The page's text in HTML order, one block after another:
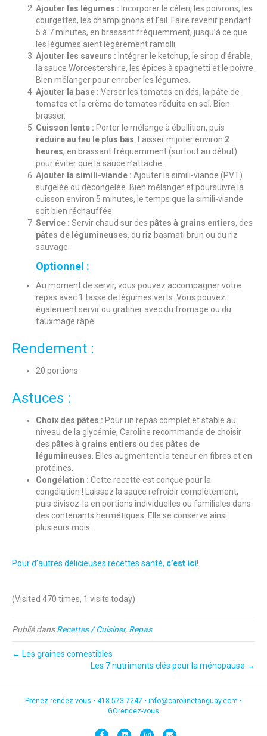
Ajouter les légumes : Incorporer le céleri, les poivrons, les
courgettes, les champignons et l’ail. Faire revenir pendant
5 à 7 minutes, en brassant fréquemment, jusqu’à ce que
les légumes aient légèrement ramolli.
Ajouter les saveurs : Intégrer le ketchup, le sirop d’érable,
la sauce Worcestershire, les épices à spaghetti et le poivre.
Bien mélanger pour enrober les légumes.
Ajouter la base : Verser les tomates en dés, la pâte de
tomates et la crème de tomates réduite en sel. Bien
brasser.
Cuisson lente : Porter le mélange à ébullition, puis
réduire au feu le plus bas . Laisser mijoter environ 2
heures, en brassant fréquemment (surtout au début)
pour éviter que la sauce n’attache.
Ajouter la simili-viande : Ajouter la simili-viande (PVT)
surgelée ou décongelée. Bien mélanger et poursuivre la
cuisson environ 5 minutes, le temps que la simili-viande
soit bien réchauffée.
Service : Servir chaud sur des pâtes à grains entiers, des
pâtes de légumineuses, du riz basmati brun ou du riz
sauvage.
Optionnel :
Au moment de servir, vous pouvez accompagner votre
repas avec 1 tasse de légumes verts. Vous pouvez
également servir ou gratiner avec du fromage ou du
fauxmage râpé.
Rendement :
20 portions
Astuces :
Choix des pâtes : Pour un repas complet et stable au
niveau de la glycémie, Caroline recommande de choisir
des pâtes à grains entiers ou des pâtes de
légumineuses . Elles augmentent la teneur en fibres et en
protéines.
Congélation : Cette recette est conçue pour la
congélation ! Laissez la sauce refroidir complètement,
puis divisez-la en portions individuelles ou familiales dans
des contenants hermétiques. Elle se conserve ainsi
plusieurs mois.
Pour d’autres délicieuses recettes santé, c’est ici!
(Visited 470 times, 1 visits today)
Publié dansRecettes / Cuisiner, Repas
← Les graines comestibles
Les 7 nutriments clés pour la ménopause →
Prenez rendez-vous • 418.573.7247 • info@carolinetanguay.com •
GOrendez-vous